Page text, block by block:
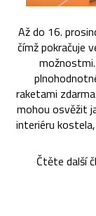
Až do 16.
čímž pokračuje
raketami
mohou osvěžit
interiéru
Čtěte další